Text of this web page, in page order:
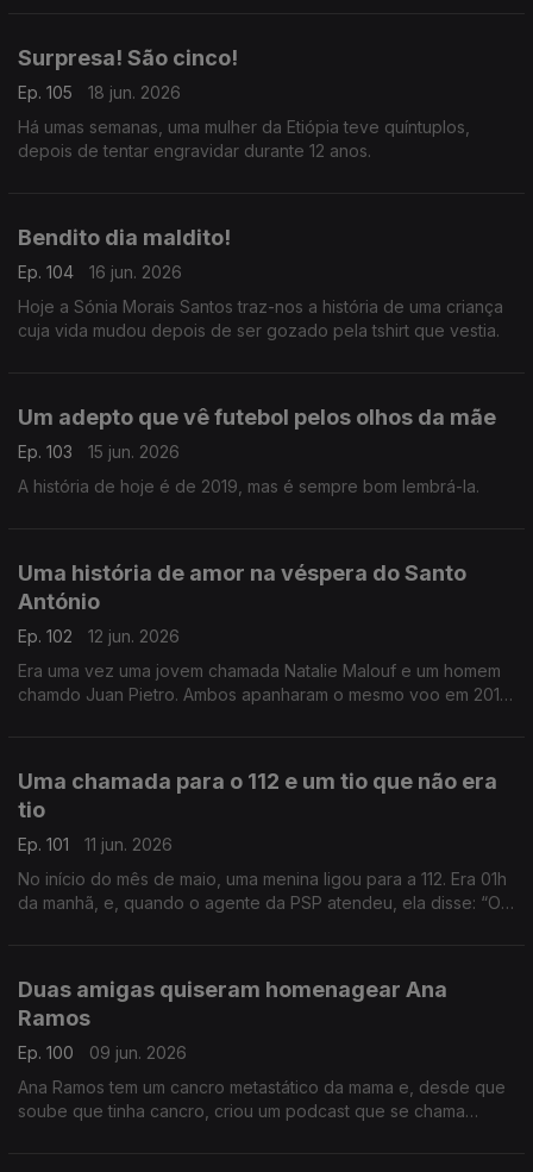
Surpresa! São cinco!
Ep. 105
18 jun. 2026
Há umas semanas, uma mulher da Etiópia teve quíntuplos,
depois de tentar engravidar durante 12 anos.
Bendito dia maldito!
Ep. 104
16 jun. 2026
Hoje a Sónia Morais Santos traz-nos a história de uma criança
cuja vida mudou depois de ser gozado pela tshirt que vestia.
Um adepto que vê futebol pelos olhos da mãe
Ep. 103
15 jun. 2026
A história de hoje é de 2019, mas é sempre bom lembrá-la.
Uma história de amor na véspera do Santo
António
Ep. 102
12 jun. 2026
Era uma vez uma jovem chamada Natalie Malouf e um homem
chamdo Juan Pietro. Ambos apanharam o mesmo voo em 2016,
Uma chamada para o 112 e um tio que não era
tio
Ep. 101
11 jun. 2026
No início do mês de maio, uma menina ligou para a 112. Era 01h
da manhã, e, quando o agente da PSP atendeu, ela disse: “Olá
Duas amigas quiseram homenagear Ana
Ramos
Ep. 100
09 jun. 2026
Ana Ramos tem um cancro metastático da mama e, desde que
soube que tinha cancro, criou um podcast que se chama